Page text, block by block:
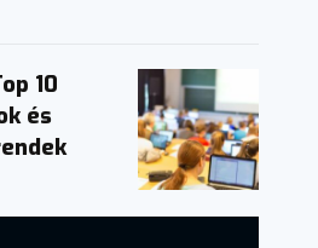
10
és